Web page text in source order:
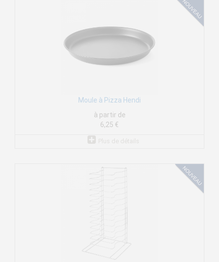
Moule à Pizza Hendi
à partir de
6,25 €